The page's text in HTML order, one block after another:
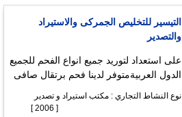
التيسير للتخليص الجمركى والاستيراد
والتصدير
على استعداد لتوريد جميع انواع الفحم للجميع
الدول العربيةمتوفر لدينا فحم برتقال صافى
نوع النشاط التجاري : مكتب استيراد و تصدير
[ 2006 ]